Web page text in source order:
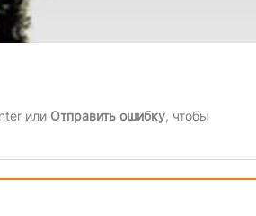
или Отправить ошибку, чтобы